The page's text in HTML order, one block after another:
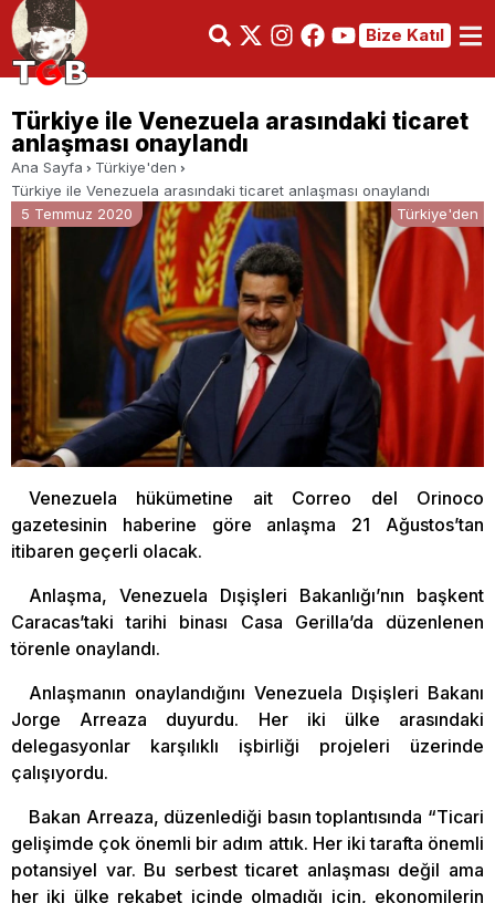
Bize Katıl
Türkiye ile Venezuela arasındaki ticaret
anlaşması onaylandı
Ana Sayfa
Türkiye'den
Türkiye ile Venezuela arasındaki ticaret anlaşması onaylandı
5 Temmuz 2020
Türkiye'den
Venezuela hükümetine ait Correo del Orinoco
gazetesinin haberine göre anlaşma 21 Ağustos’tan
itibaren geçerli olacak.
Anlaşma, Venezuela Dışişleri Bakanlığı’nın başkent
Caracas’taki tarihi binası Casa Gerilla’da düzenlenen
törenle onaylandı.
Anlaşmanın onaylandığını Venezuela Dışişleri Bakanı
Jorge Arreaza duyurdu. Her iki ülke arasındaki
delegasyonlar karşılıklı işbirliği projeleri üzerinde
çalışıyordu.
Bakan Arreaza, düzenlediği basın toplantısında “Ticari
gelişimde çok önemli bir adım attık. Her iki tarafta önemli
potansiyel var. Bu serbest ticaret anlaşması değil ama
her iki ülke rekabet içinde olmadığı için, ekonomilerin